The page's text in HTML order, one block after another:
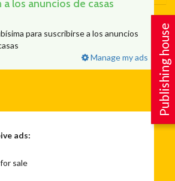
Publishing house
a los anuncios de casas
para suscribirse a los anuncios
Manage my ads
ads:
sale